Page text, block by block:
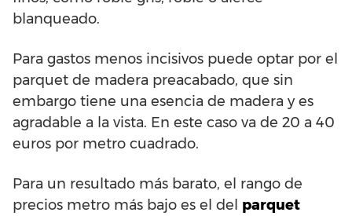
blanqueado.
Para gastos menos incisivos puede optar por el
parquet de madera preacabado, que sin
embargo tiene una esencia de madera y es
agradable a la vista. En este caso va de 20 a 40
euros por metro cuadrado.
Para un resultado más barato, el rango de
precios metro más bajo es el del parquet